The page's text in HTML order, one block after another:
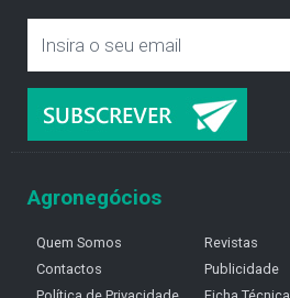
Agronegócios
Quem Somos
Contactos
Revistas
Publicidade